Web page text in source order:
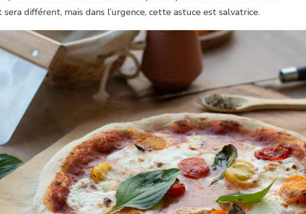
différent, mais dans l’urgence, cette astuce est salvatrice.